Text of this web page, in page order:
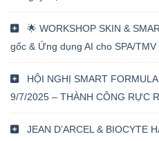
🌟 WORKSHOP SKIN &
gốc & Ứng dụng AI cho SPA/TMV
HỘI NGHỊ SMART
9/7/2025 – THÀNH CÔNG RỰC
JEAN D’ARCEL & BIOCYTE